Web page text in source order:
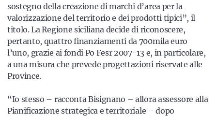
sostegno della creazione di marchi d’area per la
valorizzazione del territorio e dei prodotti tipici”, il
titolo. La Regione siciliana decide di riconoscere,
pertanto, quattro finanziamenti da 700mila euro
l’uno, grazie ai fondi Po Fesr 2007-13 e, in particolare,
a una misura che prevede progettazioni riservate alle
Province.
“Io stesso – racconta Bisignano – allora assessore alla
Pianificazione strategica e territoriale – dopo